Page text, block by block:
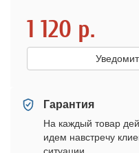
1 120 р.
Гарантия
На каждый товар
идем навстречу
ситуации.